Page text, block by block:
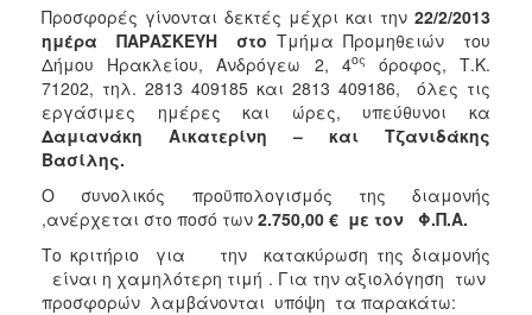
Προσφορές γίνονται δεκτές μέχρι και την 22/2/2013
ημέρα ΠΑΡΑΣΚΕΥΗ στο Τμήμα Προμηθειών του
Δήμου Ηρακλείου, Ανδρόγεω 2, 4ος
όροφος, Τ.Κ.
71202, τηλ. 2813 409185 και 2813 409186, όλες τις
εργάσιμες ημέρες και ώρες, υπεύθυνοι κα
Δαμιανάκη Αικατερίνη – και Τζανιδάκης
Βασίλης.
Ο συνολικός προϋπολογισμός της διαμονής
,ανέρχεται στο ποσό των 2.750,00 € με τον Φ.Π.Α.
Το κριτήριο για την κατακύρωση της διαμονής
είναι η χαμηλότερη τιμή . Για την αξιολόγηση των
προσφορών λαμβάνονται υπόψη τα παρακάτω: